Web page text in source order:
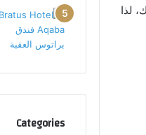
لذا
Categories